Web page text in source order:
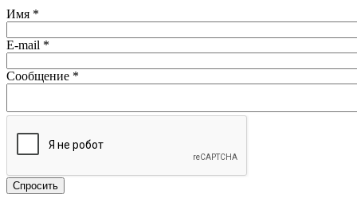
Имя *
E-mail *
Сообщение *